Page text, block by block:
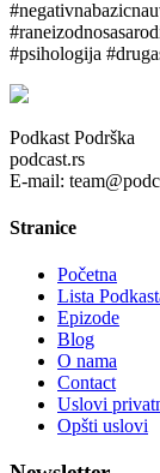
#psihologija
Podkast Podrška
podcast.rs
E-mail:
Stranice
Početna
Lista
Epizode
Blog
O nama
Contact
Uslovi
Opšti uslovi